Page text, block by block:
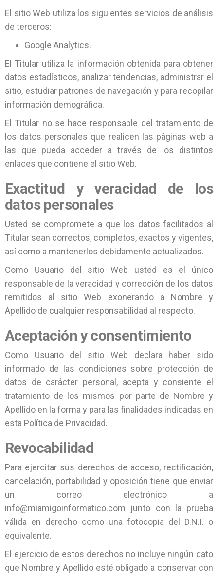
El sitio Web utiliza los siguientes servicios de análisis
de terceros:
Google Analytics.
El Titular utiliza la información obtenida para obtener
datos estadísticos, analizar tendencias, administrar el
sitio, estudiar patrones de navegación y para recopilar
información demográfica.
El Titular no se hace responsable del tratamiento de
los datos personales que realicen las páginas web a
las que pueda acceder a través de los distintos
enlaces que contiene el sitio Web.
Exactitud y veracidad de los
datos personales
Usted se compromete a que los datos facilitados al
Titular sean correctos, completos, exactos y vigentes,
así como a mantenerlos debidamente actualizados.
Como Usuario del sitio Web usted es el único
responsable de la veracidad y corrección de los datos
remitidos al sitio Web exonerando a Nombre y
Apellido de cualquier responsabilidad al respecto.
Aceptación y consentimiento
Como Usuario del sitio Web declara haber sido
informado de las condiciones sobre protección de
datos de carácter personal, acepta y consiente el
tratamiento de los mismos por parte de Nombre y
Apellido en la forma y para las finalidades indicadas en
esta Política de Privacidad.
Revocabilidad
Para ejercitar sus derechos de acceso, rectificación,
cancelación, portabilidad y oposición tiene que enviar
un correo electrónico a
info@miamigoinformatico.com junto con la prueba
válida en derecho como una fotocopia del D.N.I. o
equivalente.
El ejercicio de estos derechos no incluye ningún dato
que Nombre y Apellido esté obligado a conservar con